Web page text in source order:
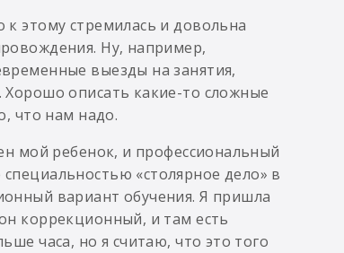
этому стремилась и довольна
Ну, например,
выезды на занятия,
Хорошо описать какие-то сложные
что нам надо.
мой ребенок, и профессиональный
«столярное дело» в
вариант обучения. Я пришла
коррекционный, и там есть
часа, но я считаю, что это того